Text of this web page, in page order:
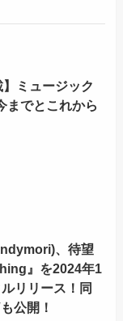
】ミュージック
でとこれから
、待望
』を2024年1
リリース！同
公開！